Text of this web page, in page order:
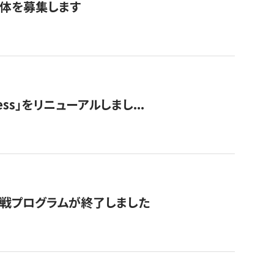
を募集します
」をリニューアルしまし...
プログラムが終了しました